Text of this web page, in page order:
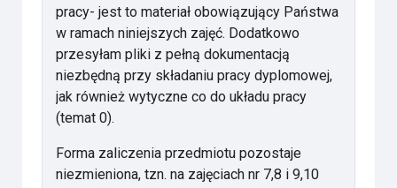
pracy- jest to materiał obowiązujący Państwa
w ramach niniejszych zajęć. Dodatkowo
przesyłam pliki z pełną dokumentacją
niezbędną przy składaniu pracy dyplomowej,
jak również wytyczne co do układu pracy
(temat 0).
Forma zaliczenia przedmiotu pozostaje
niezmieniona, tzn. na zajęciach nr 7,8 i 9,10